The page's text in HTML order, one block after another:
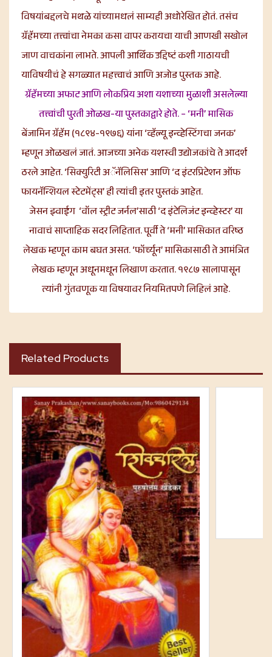
विषयांबद्दलचे मथळे यांच्यामधलं साम्यही अधोरेखित होतं. तसंच
ग्रॅहॅमच्या तत्त्वांचा नेमका कसा वापर करायचा याची आणखी सखोल
जाण वाचकांना लाभते. आपली आर्थिक उद्दिष्टं कशी गाठायची
याविषयीचं हे सगळ्यात महत्त्वाचं आणि अजोड पुस्तक आहे.
ग्रॅहॅमच्या अफाट आणि लोकप्रिय अशा यशाच्या मुळाशी असलेल्या
तत्त्वांची पुरती ओळख-या पुस्तकाद्वारे होते.– ‘मनी’ मासिक
बेंजामिन ग्रॅहॅम (१८९४-१९७६) यांना ‘व्हॅल्यू इन्व्हेस्टिंगचा जनक’
म्हणून ओळखलं जातं. आजच्या अनेक यशस्वी उद्योजकांचे ते आदर्श
ठरले आहेत. ‘सिक्युरिटी अॅनॅलिसिस’ आणि ‘द इंटरप्रिटेशन ऑफ
फायनॅन्शियल स्टेटमेंट्स’ ही त्यांची इतर पुस्तकं आहेत.
जेसन झ्वाईग ‘वॉल स्ट्रीट जर्नल’साठी ‘द इंटेलिजंट इन्व्हेस्टर’ या
नावाचं साप्ताहिक सदर लिहितात. पूर्वी ते ‘मनी’ मासिकात वरिष्ठ
लेखक म्हणून काम बघत असत. ‘फॉर्च्यून’ मासिकासाठी ते आमंत्रित
लेखक म्हणून अधूनमधून लिखाण करतात. १९८७ सालापासून
त्यांनी गुंतवणूक या विषयावर नियमितपणे लिहिलं आहे.
Related Products